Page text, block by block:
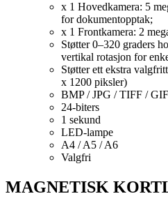
x 1 Hovedkamera: 5
for dokumentopptak;
x 1 Frontkamera: 2
Støtter 0–320 graders
vertikal rotasjon for
Støtter ett ekstra
x 1200 piksler)
BMP / JPG / TIFF /
24-biters
1 sekund
LED-lampe
A4 / A5 / A6
Valgfri
MAGNETISK